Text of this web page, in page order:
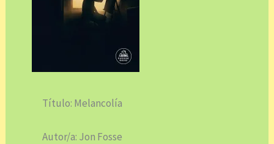
Título: Melancolía
Autor/a: Jon Fosse